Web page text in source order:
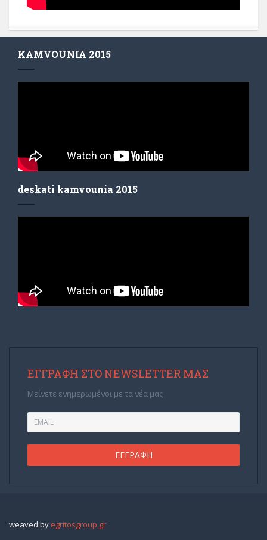
KAMVOUNIA 2015
deskati kamvounia 2015
ΕΓΓΡΑΦΉ ΣΤΟ NEWSLETTER ΜΑΣ
Μείνετε ενημερωμένοι με τα νέα μας
weaved by egritosgroup.gr